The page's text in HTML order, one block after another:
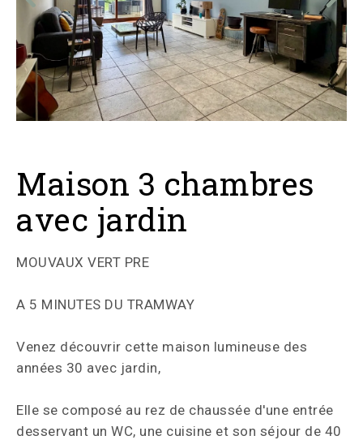
Maison 3 chambres
avec jardin
MOUVAUX VERT PRE
A 5 MINUTES DU TRAMWAY
Venez découvrir cette maison lumineuse des
années 30 avec jardin,
Elle se composé au rez de chaussée d'une entrée
desservant un WC, une cuisine et son séjour de 40